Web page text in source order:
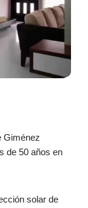
Giménez
de 50 años en
solar de